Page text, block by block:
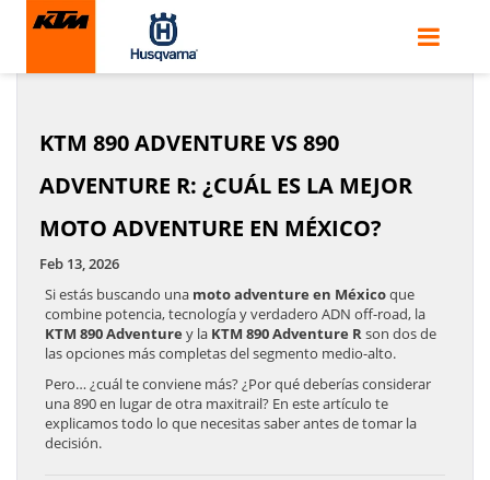
Rodada KTM Ferbel a Valle de
Bravo: aventura, organización y
Husqvarna definitiva para
KTM 890 ADVENTURE VS 890
ADVENTURE R: ¿CUÁL ES LA MEJOR
MOTO ADVENTURE EN MÉXICO?
Feb 13, 2026
Si estás buscando una moto adventure en Méxicoque
combine potencia, tecnología y verdadero ADN off-road, la
KTM 890 Adventure y la KTM 890 Adventure Rson dos de
las opciones más completas del segmento medio-alto.
Pero… ¿cuál te conviene más? ¿Por qué deberías considerar
una 890 en lugar de otra maxitrail? En este artículo te
explicamos todo lo que necesitas saber antes de tomar la
decisión.